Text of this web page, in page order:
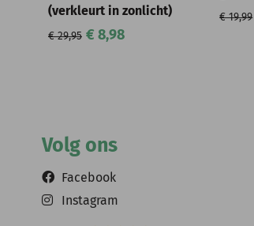
(verkleurt in zonlicht)
€ 29,95 € 8,98
€ 19,99
Volg ons
Facebook
Instagram